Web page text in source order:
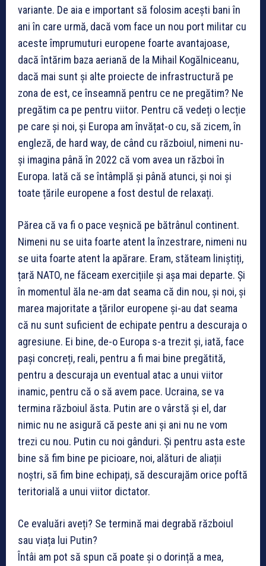
variante. De aia e important să folosim acești bani în
ani în care urmă, dacă vom face un nou port militar cu
aceste împrumuturi europene foarte avantajoase,
dacă întărim baza aeriană de la Mihail Kogălniceanu,
dacă mai sunt și alte proiecte de infrastructură pe
zona de est, ce înseamnă pentru ce ne pregătim? Ne
pregătim ca pe pentru viitor. Pentru că vedeți o lecție
pe care și noi, și Europa am învățat-o cu, să zicem, în
engleză, de hard way, de când cu războiul, nimeni nu-
și imagina până în 2022 că vom avea un război în
Europa. Iată că se întâmplă și până atunci, și noi și
toate țările europene a fost destul de relaxați.
Părea că va fi o pace veșnică pe bătrânul continent.
Nimeni nu se uita foarte atent la înzestrare, nimeni nu
se uita foarte atent la apărare. Eram, stăteam liniștiți,
țară NATO, ne făceam exercițiile și așa mai departe. Și
în momentul ăla ne-am dat seama că din nou, și noi, și
marea majoritate a țărilor europene și-au dat seama
că nu sunt suficient de echipate pentru a descuraja o
agresiune. Ei bine, de-o Europa s-a trezit și, iată, face
pași concreți, reali, pentru a fi mai bine pregătită,
pentru a descuraja un eventual atac a unui viitor
inamic, pentru că o să avem pace. Ucraina, se va
termina războiul ăsta. Putin are o vârstă și el, dar
nimic nu ne asigură că peste ani și ani nu ne vom
trezi cu nou. Putin cu noi gânduri. Și pentru asta este
bine să fim bine pe picioare, noi, alături de aliații
noștri, să fim bine echipați, să descurajăm orice poftă
teritorială a unui viitor dictator.
Ce evaluări aveți? Se termină mai degrabă războiul
sau viața lui Putin?
Întâi am pot să spun că poate și o dorință a mea,